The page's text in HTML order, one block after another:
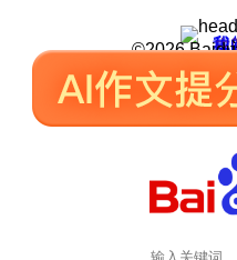
我
我
皮
用
©2026